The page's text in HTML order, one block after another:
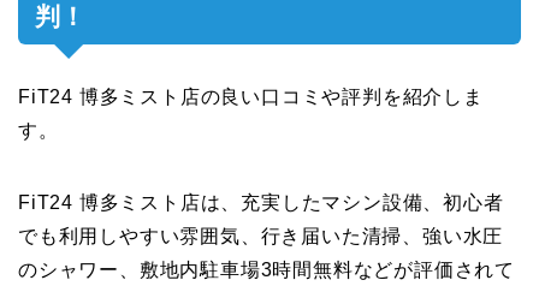
判！
FiT24 博多ミスト店の良い口コミや評判を紹介しま
す。
FiT24 博多ミスト店は、充実したマシン設備、初心者
でも利用しやすい雰囲気、行き届いた清掃、強い水圧
のシャワー、敷地内駐車場3時間無料などが評価されて